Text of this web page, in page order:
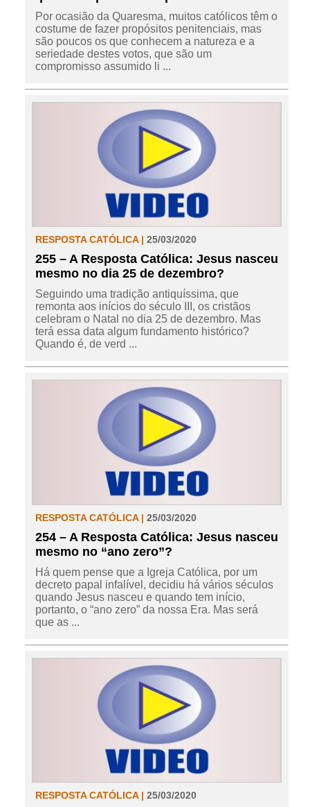
Por ocasião da Quaresma, muitos católicos têm o
costume de fazer propósitos penitenciais, mas
são poucos os que conhecem a natureza e a
seriedade destes votos, que são um
compromisso assumido li ...
RESPOSTA CATÓLICA | 25/03/2020
255 – A Resposta Católica: Jesus nasceu
mesmo no dia 25 de dezembro?
Seguindo uma tradição antiquíssima, que
remonta aos inícios do século III, os cristãos
celebram o Natal no dia 25 de dezembro. Mas
terá essa data algum fundamento histórico?
Quando é, de verd ...
RESPOSTA CATÓLICA | 25/03/2020
254 – A Resposta Católica: Jesus nasceu
mesmo no “ano zero”?
Há quem pense que a Igreja Católica, por um
decreto papal infalível, decidiu há vários séculos
quando Jesus nasceu e quando tem início,
portanto, o “ano zero” da nossa Era. Mas será
que as ...
RESPOSTA CATÓLICA | 25/03/2020